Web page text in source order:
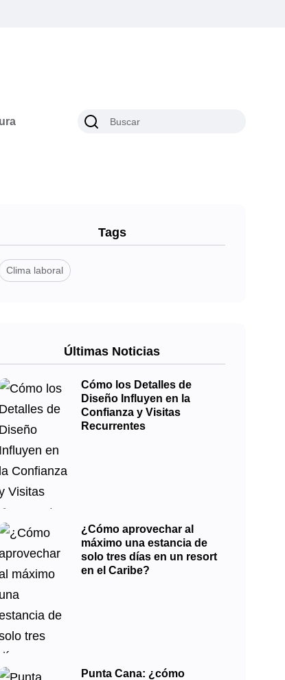
Tags
Clima laboral
Últimas Noticias
Cómo los Detalles de
Diseño Influyen en la
Confianza y Visitas
Recurrentes
¿Cómo aprovechar al
máximo una estancia de
solo tres días en un resort
en el Caribe?
Punta Cana: ¿cómo